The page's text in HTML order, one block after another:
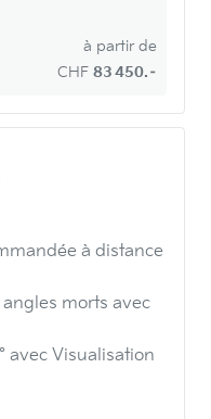
à partir de
CHF 83 450.–
à distance
morts avec
avec Visualisation